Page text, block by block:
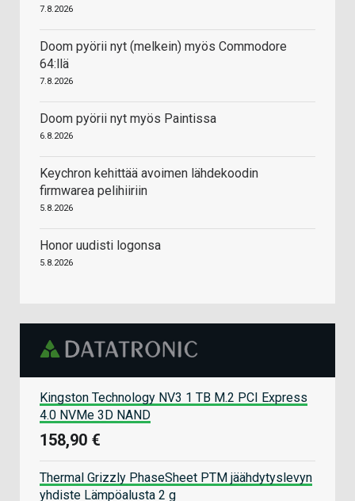
7.8.2026
Doom pyörii nyt (melkein) myös Commodore
64:llä
7.8.2026
Doom pyörii nyt myös Paintissa
6.8.2026
Keychron kehittää avoimen lähdekoodin
firmwarea pelihiiriin
5.8.2026
Honor uudisti logonsa
5.8.2026
Kingston Technology NV3 1 TB M.2 PCI Express
4.0 NVMe 3D NAND
158,90 €
Thermal Grizzly PhaseSheet PTM jäähdytyslevyn
yhdiste Lämpöalusta 2 g